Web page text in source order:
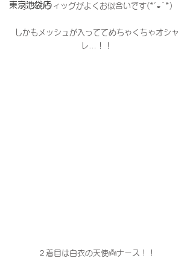
東京池袋店
ボブのウィッグがよくお似合いです(*´◒`*)
しかもメッシュが入っててめちゃくちゃオシャ
レ…！！
２着目は白衣の天使👼ナース！！